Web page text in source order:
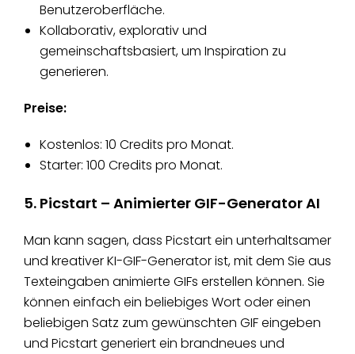
Benutzeroberfläche.
Kollaborativ, explorativ und
gemeinschaftsbasiert, um Inspiration zu
generieren.
Preise:
Kostenlos: 10 Credits pro Monat.
Starter: 100 Credits pro Monat.
5. Picstart – Animierter GIF-Generator AI
Man kann sagen, dass Picstart ein unterhaltsamer
und kreativer KI-GIF-Generator ist, mit dem Sie aus
Texteingaben animierte GIFs erstellen können. Sie
können einfach ein beliebiges Wort oder einen
beliebigen Satz zum gewünschten GIF eingeben
und Picstart generiert ein brandneues und